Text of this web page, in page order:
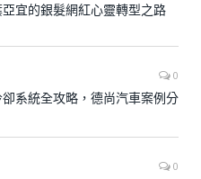
宜的銀髮網紅心靈轉型之路
0
系統全攻略，德尚汽車案例分
0